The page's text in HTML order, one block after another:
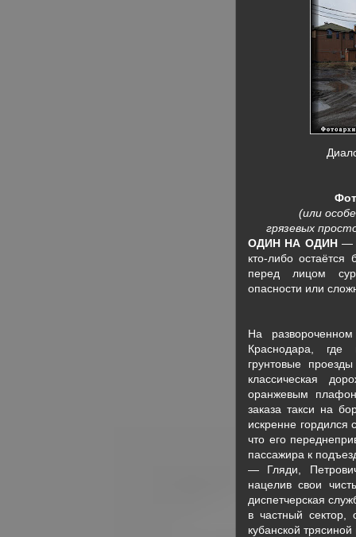
(или
грязевых
ОДИН НА ОДИН —
кто-либо
перед лицом
опасности или
На
Краснодара, где
грунтовые
классическая
оранжевым
заказа такси на
искренне гордился
что его
пассажира к
— Гляди,
нацелив свои
диспетчерская
в частный
кубанской